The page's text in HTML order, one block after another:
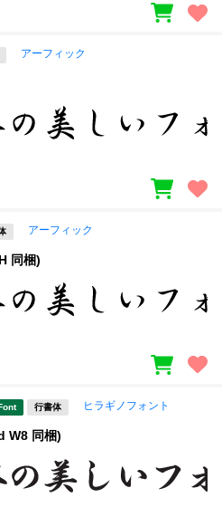
アーフィック
アーフィック
同梱)
行書体 ヒラギノフォント
W8 同梱)